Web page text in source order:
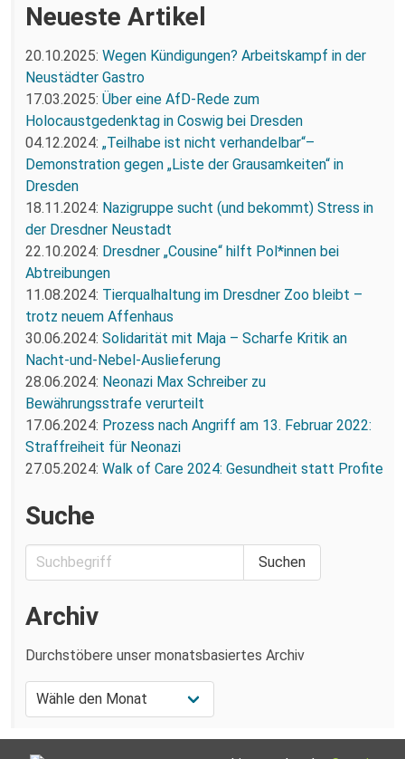
Neueste Artikel
20.10.2025: Wegen Kündigungen? Arbeitskampf in der
Neustädter Gastro
17.03.2025: Über eine AfD-Rede zum
Holocaustgedenktag in Coswig bei Dresden
04.12.2024: „Teilhabe ist nicht verhandelbar“–
Demonstration gegen „Liste der Grausamkeiten“ in
Dresden
18.11.2024: Nazigruppe sucht (und bekommt) Stress in
der Dresdner Neustadt
22.10.2024: Dresdner „Cousine“ hilft Pol*innen bei
Abtreibungen
11.08.2024: Tierqualhaltung im Dresdner Zoo bleibt –
trotz neuem Affenhaus
30.06.2024: Solidarität mit Maja – Scharfe Kritik an
Nacht-und-Nebel-Auslieferung
28.06.2024: Neonazi Max Schreiber zu
Bewährungsstrafe verurteilt
17.06.2024: Prozess nach Angriff am 13. Februar 2022:
Straffreiheit für Neonazi
27.05.2024: Walk of Care 2024: Gesundheit statt Profite
Suche
Archiv
Durchstöbere unser monatsbasiertes Archiv